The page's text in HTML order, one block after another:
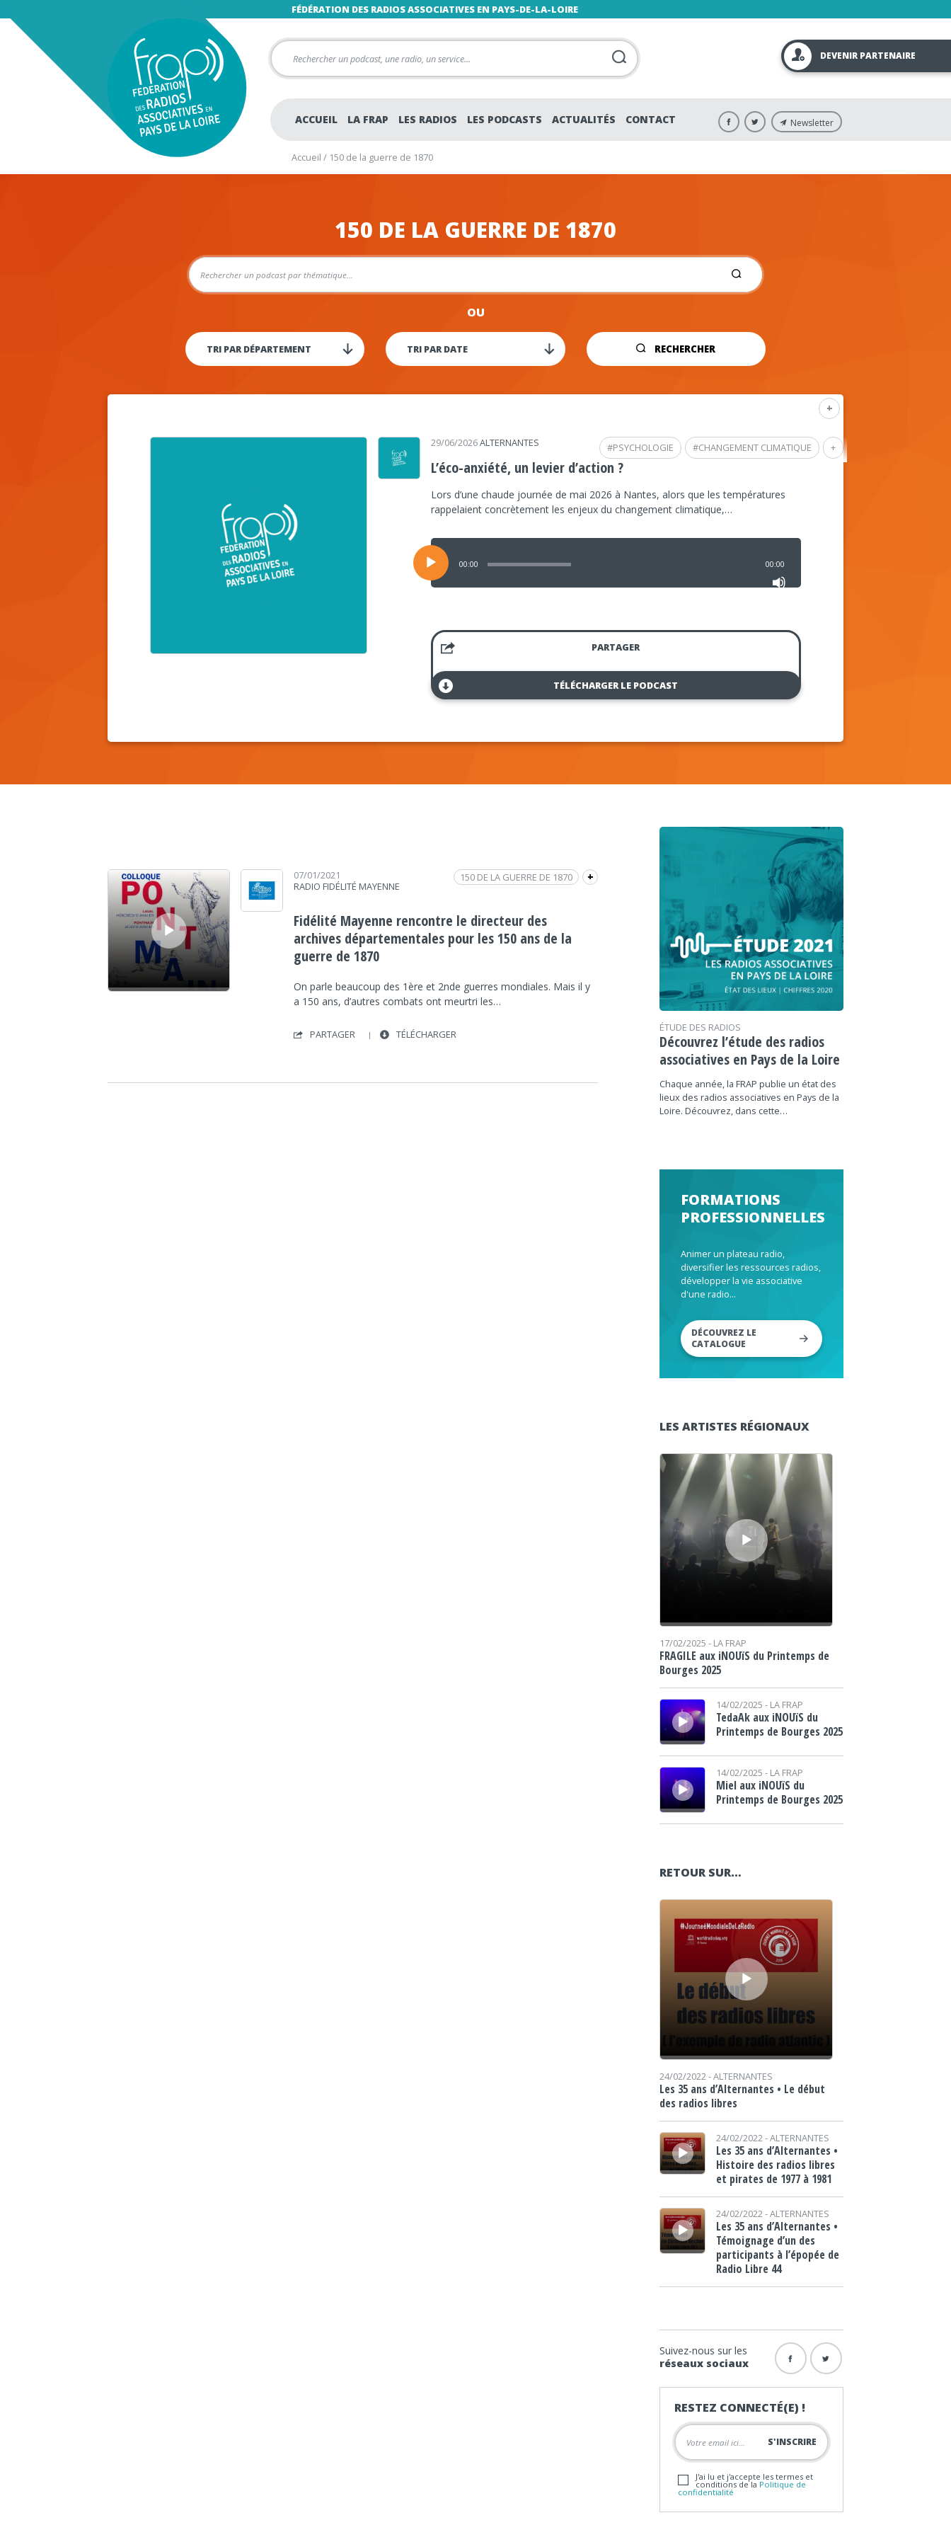
FÉDÉRATION DES RADIOS ASSOCIATIVES EN PAYS-DE-LA-LOIRE
DEVENIR PARTENAIRE
ACCUEIL LA FRAP LES RADIOS LES PODCASTS ACTUALITÉS CONTACT Newsletter
Accueil / 150 de la guerre de 1870
150 DE LA GUERRE DE 1870
OU
RECHERCHER
+
+
#CHANGEMENT CLIMATIQUE
#PSYCHOLOGIE
29/06/2026ALTERNANTES
L’éco-anxiété, un levier d’action ?
Lors d’une chaude journée de mai 2026 à Nantes, alors que les températures
rappelaient concrètement les enjeux du changement climatique,…
Lecteur
audio
00:00 00:00
PARTAGER
TÉLÉCHARGER LE PODCAST
Lecteur audio
07/01/2021
RADIO FIDÉLITÉ MAYENNE
+
150 DE LA GUERRE DE 1870
PONTMAIN
Fidélité Mayenne rencontre le directeur des
archives départementales pour les 150 ans de la
guerre de 1870
On parle beaucoup des 1ère et 2nde guerres mondiales. Mais il y
a 150 ans, d’autres combats ont meurtri les…
PARTAGER TÉLÉCHARGER
ÉTUDE DES RADIOS
Découvrez l’étude des radios
associatives en Pays de la Loire
Chaque année, la FRAP publie un état des
lieux des radios associatives en Pays de la
Loire. Découvrez, dans cette…
FORMATIONS
PROFESSIONNELLES
Animer un plateau radio,
diversifier les ressources radios,
développer la vie associative
d'une radio...
DÉCOUVREZ LE
CATALOGUE
LES ARTISTES RÉGIONAUX
Lecteur audio
17/02/2025 - LA FRAP
FRAGILE aux iNOUïS du Printemps de
Bourges 2025
Lecteur audio
14/02/2025 - LA FRAP
TedaAk aux iNOUïS du
Printemps de Bourges 2025
Lecteur audio 14/02/2025 - LA FRAP
Miel aux iNOUïS du
Printemps de Bourges 2025
RETOUR SUR…
Lecteur audio
24/02/2022 -ALTERNANTES
Les 35 ans d’Alternantes • Le début
des radios libres
Lecteur audio
24/02/2022 -ALTERNANTES
Les 35 ans d’Alternantes •
Histoire des radios libres
et pirates de 1977 à 1981
Lecteur audio
24/02/2022 -ALTERNANTES
Les 35 ans d’Alternantes •
Témoignage d’un des
participants à l’épopée de
Radio Libre 44
Suivez-nous sur les
réseaux sociaux
RESTEZ CONNECTÉ(E) !
J'ai lu et j'accepte les termes et
conditions de la Politique de
confidentialité